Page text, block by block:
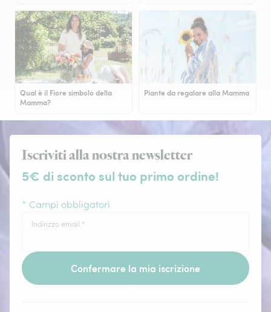
Qual è il Fiore simbolo della
Mamma?
Piante da regalare alla Mamma
Iscriviti alla nostra newsletter
5€ di sconto sul tuo primo ordine!
* Campi obbligatori
Indirizzo email *
Confermare la mia iscrizione